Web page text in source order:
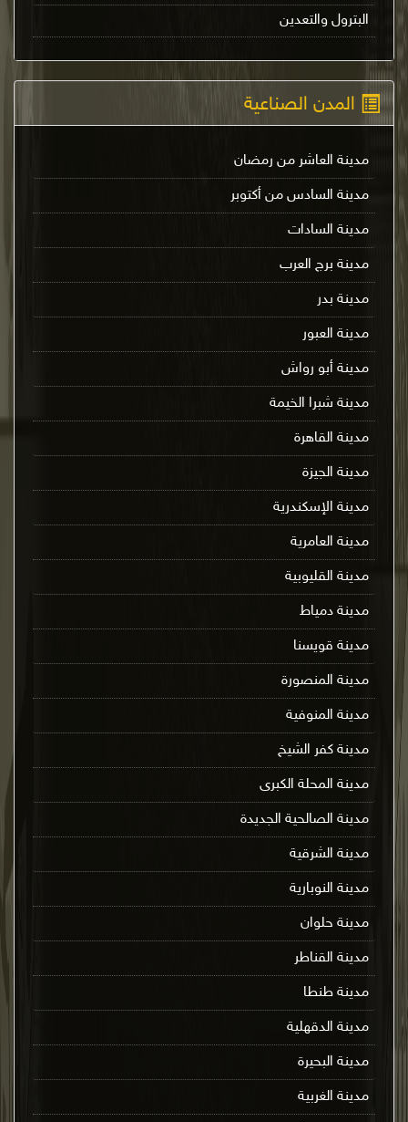
البترول والتعدين
المدن الصناعية
مدينة العاشر من رمضان
مدينة السادس من أكتوبر
مدينة السادات
مدينة برج العرب
مدينة بدر
مدينة العبور
مدينة أبو رواش
مدينة شبرا الخيمة
مدينة القاهرة
مدينة الجيزة
مدينة الإسكندرية
مدينة العامرية
مدينة القليوبية
مدينة دمياط
مدينة قويسنا
مدينة المنصورة
مدينة المنوفية
مدينة كفر الشيخ
مدينة المحلة الكبرى
مدينة الصالحية الجديدة
مدينة الشرقية
مدينة النوبارية
مدينة حلوان
مدينة القناطر
مدينة طنطا
مدينة الدقهلية
مدينة البحيرة
مدينة الغربية